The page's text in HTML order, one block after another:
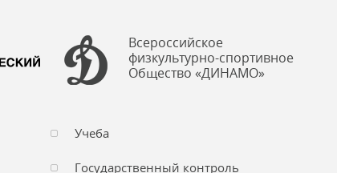
Всероссийское
физкультурно-спортивное
Общество «ДИНАМО»
Учеба
Государственный контроль